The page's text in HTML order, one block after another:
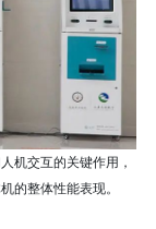
机交互的关键作用，
的整体性能表现。